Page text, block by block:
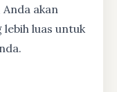
akan
luas untuk